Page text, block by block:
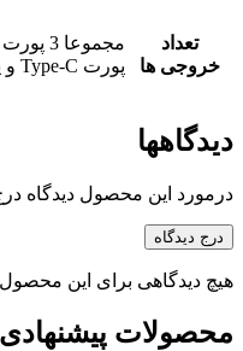
تعداد
خروجی ها
پورت Type-C و یک پورت USB-A
دیدگاهها
درمورد این محصول دیدگاه
درج دیدگاه
هیچ دیدگاهی برای این
محصولات پیشنهادی